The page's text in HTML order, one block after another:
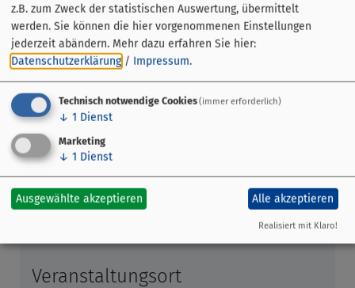
Veranstaltungsort
z.B. zum Zweck der statistischen Auswertung, übermittelt
werden. Sie können die hier vorgenommenen Einstellungen
jederzeit abändern. Mehr dazu erfahren Sie hier:
Datenschutzerklärung / Impressum.
Technisch notwendige Cookies(immer erforderlich)
↓ 1 Dienst
Marketing
↓ 1 Dienst
Ausgewählte akzeptieren Alle akzeptieren
Realisiert mit Klaro!